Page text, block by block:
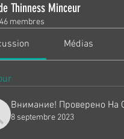
Thinness Minceur
membres
Médias
Внимание! Проверено На
8 septembre 2023